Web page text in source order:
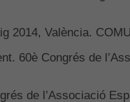
2014, València.
60è Congrés de
de l’Associació